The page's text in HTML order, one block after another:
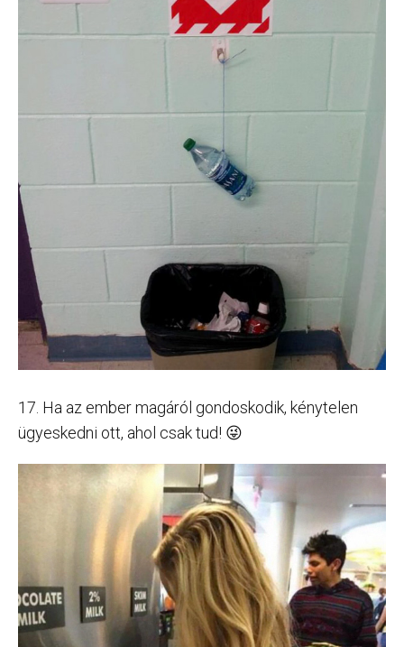
17. Ha az ember magáról gondoskodik, kénytelen
ügyeskedni ott, ahol csak tud! 😜